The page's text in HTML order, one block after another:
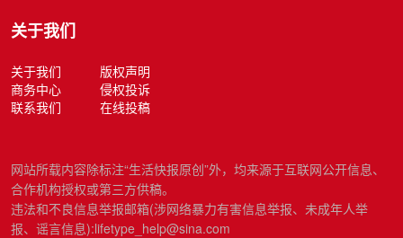
关于我们
关于我们
版权声明
商务中心
侵权投诉
联系我们
在线投稿
网站所载内容除标注“生活快报原创”外，均来源于互联网公开信息、
合作机构授权或第三方供稿。
违法和不良信息举报邮箱(涉网络暴力有害信息举报、未成年人举
报、谣言信息):lifetype_help@sina.com